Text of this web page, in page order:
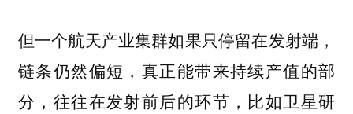
但一个航天产业集群如果只停留在发射端，
链条仍然偏短，真正能带来持续产值的部
分，往往在发射前后的环节，比如卫星研